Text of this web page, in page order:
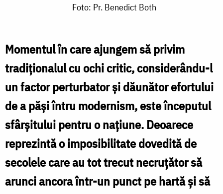
Both
Foto: Pr. Benedict Both
Momentul în care ajungem să privim
tradiționalul cu ochi critic, considerându-l
un factor perturbator și dăunător efortului
de a păși întru modernism, este începutul
sfârșitului pentru o națiune. Deoarece
reprezintă o imposibilitate dovedită de
secolele care au tot trecut necruțător să
arunci ancora într-un punct pe hartă și să